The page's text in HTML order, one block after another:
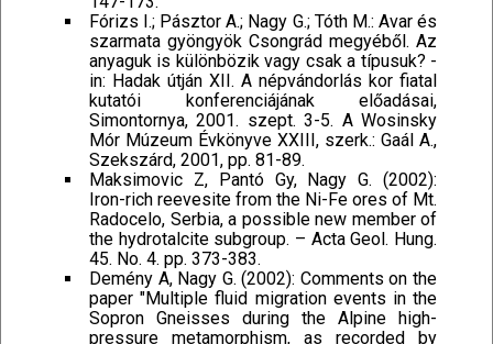
Fórizs I.; Pásztor A.; Nagy G.; Tóth M.: Avar és
szarmata gyöngyök Csongrád megyéből. Az
anyaguk is különbözik vagy csak a típusuk? -
in: Hadak útján XII. A népvándorlás kor fiatal
kutatói konferenciájának előadásai,
Simontornya, 2001. szept. 3-5. A Wosinsky
Mór Múzeum Évkönyve XXIII, szerk.: Gaál A.,
Szekszárd, 2001, pp. 81-89.
Maksimovic Z, Pantó Gy, Nagy G. (2002):
Iron-rich reevesite from the Ni-Fe ores of Mt.
Radocelo, Serbia, a possible new member of
the hydrotalcite subgroup. – Acta Geol. Hung.
45. No. 4. pp. 373-383.
Demény A, Nagy G. (2002): Comments on the
paper "Multiple fluid migration events in the
Sopron Gneisses during the Alpine high-
pressure metamorphism, as recorded by